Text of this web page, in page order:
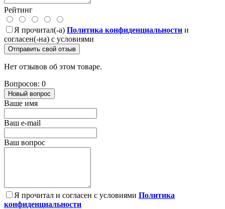
Рейтинг
Я прочитал(-а) Политика конфиденциальности и
согласен(-на) с условиями
Отправить свой отзыв
Нет отзывов об этом товаре.
Вопросов: 0
Новый вопрос
Ваше имя
Ваш e-mail
Ваш вопрос
Я прочитал и согласен с условиями Политика
конфиденциальности